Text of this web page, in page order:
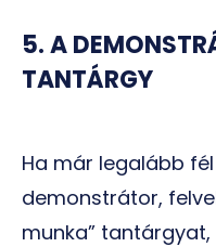
5. A
TANTÁRGY
Ha már legalább
demonstrátor,
munka”